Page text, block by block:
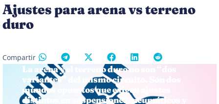
Ajustes para arena vs terreno
duro
Compartir
La arena y el terreno duro no son “dos
variantes” del mismo circuito. Son dos
mundos opuestos que exigen ajustes
distintos en suspensiones, neumáticos y